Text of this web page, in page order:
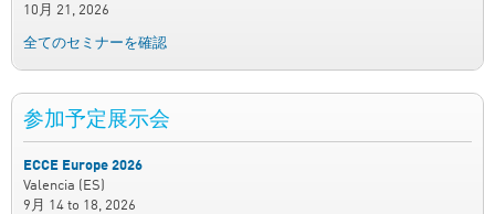
10月 21, 2026
全てのセミナーを確認
参加予定展示会
ECCE Europe 2026
Valencia (ES)
9月 14 to 18, 2026